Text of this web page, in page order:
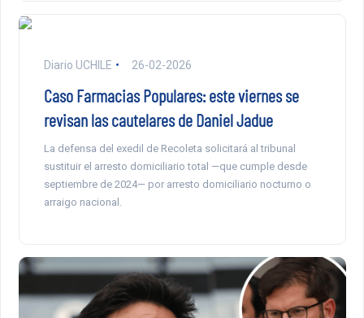
Diario UCHILE 26-02-2026
Caso Farmacias Populares: este viernes se
revisan las cautelares de Daniel Jadue
La defensa del exedil de Recoleta solicitará al tribunal
sustituir el arresto domiciliario total —que cumple desde
septiembre de 2024— por arresto domiciliario nocturno o
arraigo nacional.